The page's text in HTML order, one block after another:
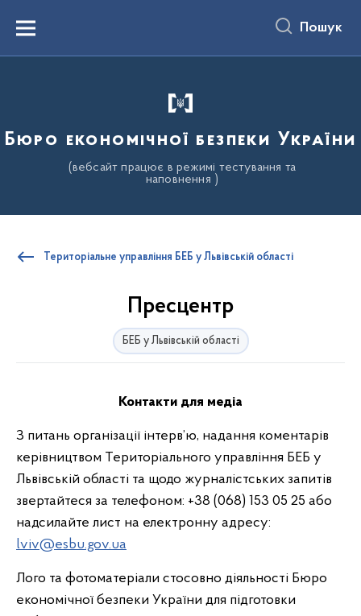
вмістуMenu Пошук
Бюро економічної безпеки України
(вебсайт працює в режимі тестування та
наповнення )
Територіальне управління БЕБ у Львівській області
Пресцентр
БЕБ у Львівській області
Контакти для медіа
З питань організації інтерв’ю, надання коментарів
керівництвом Територіального управління БЕБ у
Львівській області та щодо журналістських запитів
звертайтеся за телефоном: +38 (068) 153 05 25 або
надсилайте лист на електронну адресу:
lviv@esbu.gov.ua
Лого та фотоматеріали стосовно діяльності Бюро
економічної безпеки України для підготовки